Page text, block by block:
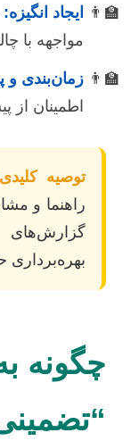
ایجاد انگیزه:
مواجهه با
زمان‌بندی و
اطمینان
توصیه
راهنما و
بهره‌برداری
چگونه